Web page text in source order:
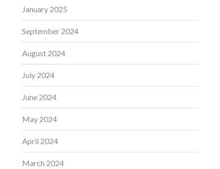
January 2025
September 2024
August 2024
July 2024
June 2024
May 2024
April 2024
March 2024